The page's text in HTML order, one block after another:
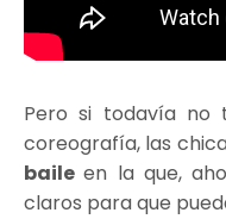
Pero si todavía no
coreografía, las
baileen la que,
claros para que